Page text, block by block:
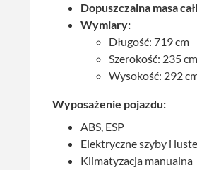
Dopuszczalna masa
Wymiary:
Długość: 719 cm
Szerokość: 235 cm
Wysokość: 292
Wyposażenie pojazdu:
ABS, ESP
Elektryczne szyby i
Klimatyzacja manualna